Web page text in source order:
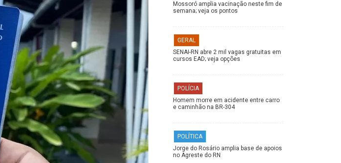
Mossoró amplia vacinação neste fim de
semana; veja os pontos
GERAL
SENAI-RN abre 2 mil vagas gratuitas em
cursos EAD; veja opções
POLÍCIA
Homem morre em acidente entre carro
e caminhão na BR-304
POLÍTICA
Jorge do Rosário amplia base de apoios
no Agreste do RN